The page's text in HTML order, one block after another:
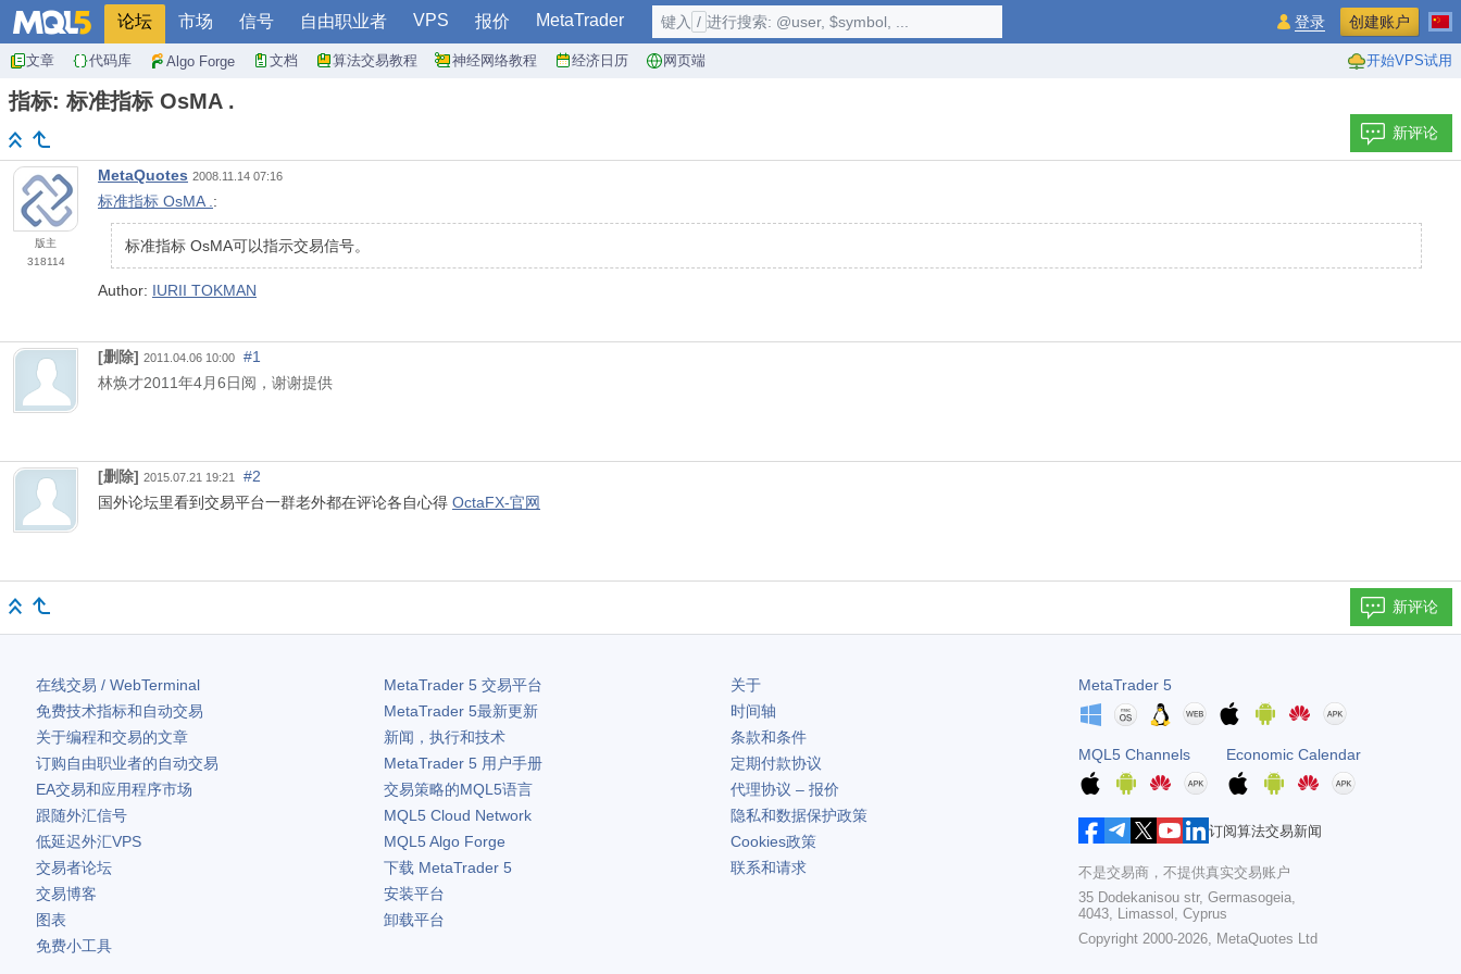
论坛 市场 信号 自由职业者 VPS 报价 MetaTrader
文章 代码库 Algo Forge 文档 算法交易教程 神经网络教程 经济日历 网页端 开始VPS试用
键入 / 进行搜索: @user, $symbol, ... 登录 创建账户
指标: 标准指标 OsMA .
新评论
版主
318114
MetaQuotes 2008.11.14 07:16
标准指标 OsMA .:
标准指标 OsMA可以指示交易信号。
Author: IURII TOKMAN
[删除] 2011.04.06 10:00
#1
林焕才2011年4月6日阅，谢谢提供
[删除] 2015.07.21 19:21
#2
国外论坛里看到交易平台一群老外都在评论各自心得 OctaFX-官网
新评论
在线交易 / WebTerminal
免费技术指标和自动交易
关于编程和交易的文章
订购自由职业者的自动交易
EA交易和应用程序市场
跟随外汇信号
低延迟外汇VPS
交易者论坛
交易博客
图表
免费小工具
MetaTrader 5交易平台
MetaTrader 5最新更新
新闻，执行和技术
MetaTrader 5用户手册
交易策略的MQL5语言
MQL5 Cloud Network
MQL5 Algo Forge
下载 MetaTrader 5
安装平台
卸载平台
关于
时间轴
条款和条件
定期付款协议
代理协议 – 报价
隐私和数据保护政策
Cookies政策
联系和请求
MetaTrader 5
MQL5 Channels Economic Calendar
订阅算法交易新闻
不是交易商，不提供真实交易账户
35 Dodekanisou str, Germasogeia,
4043, Limassol, Cyprus
Copyright 2000-2026, MetaQuotes Ltd